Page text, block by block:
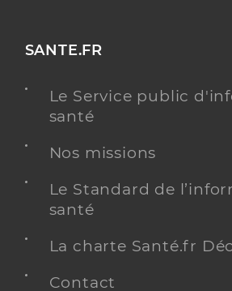
SANTE.FR
Le Service public
santé
Nos missions
Le Standard de
santé
La charte Santé.fr
Contact